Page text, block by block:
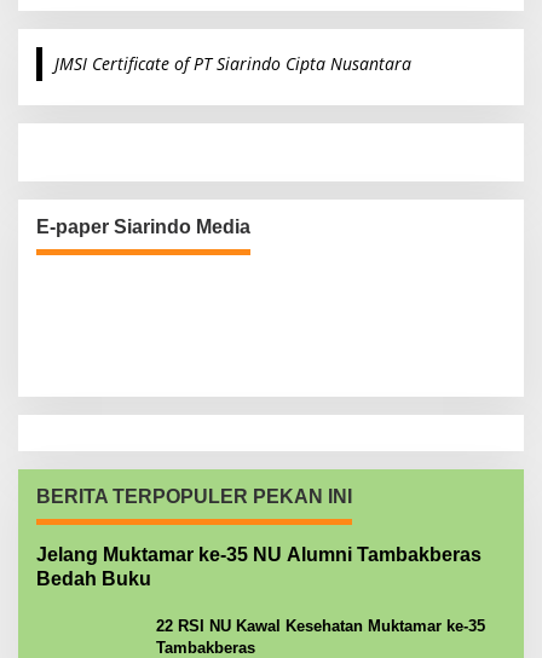
r
c
o
JMSI Certificate of PT Siarindo Cipta Nusantara
E-paper Siarindo Media
BERITA TERPOPULER PEKAN INI
Jelang Muktamar ke-35 NU Alumni Tambakberas
Bedah Buku
22 RSI NU Kawal Kesehatan Muktamar ke-35
Tambakberas